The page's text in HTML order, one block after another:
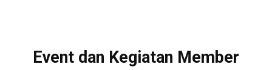
Event dan Kegiatan Member